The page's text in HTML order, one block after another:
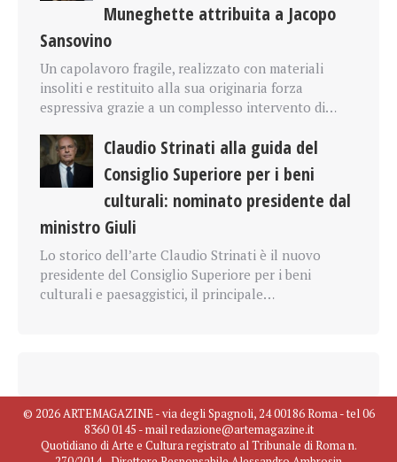
Muneghette attribuita a Jacopo
Sansovino
Un capolavoro fragile, realizzato con materiali
insoliti e restituito alla sua originaria forza
espressiva grazie a un complesso intervento di…
Claudio Strinati alla guida del
Consiglio Superiore per i beni
culturali: nominato presidente dal
ministro Giuli
Lo storico dell’arte Claudio Strinati è il nuovo
presidente del Consiglio Superiore per i beni
culturali e paesaggistici, il principale…
© 2026 ARTEMAGAZINE - via degli Spagnoli, 24 00186 Roma - tel 06
8360 0145 - mail redazione@artemagazine.it
Quotidiano di Arte e Cultura registrato al Tribunale di Roma n.